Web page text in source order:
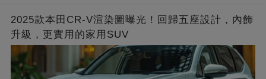
2025款本田CR-V渲染圖曝光！回歸五座設計，內飾
升級，更實用的家用SUV